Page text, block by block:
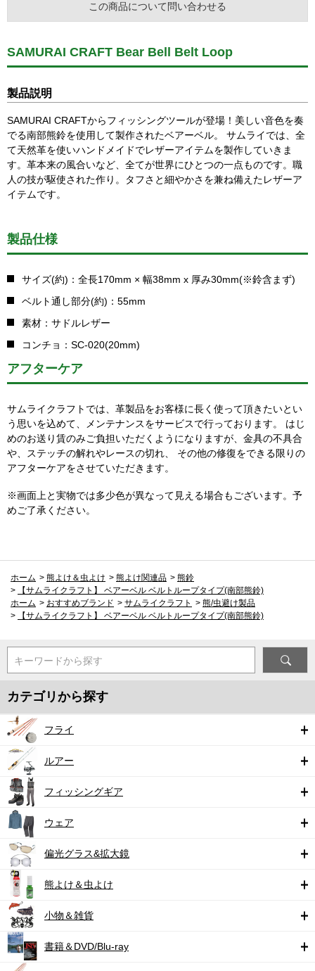
この商品について問い合わせる
SAMURAI CRAFT Bear Bell Belt Loop
製品説明
SAMURAI CRAFTからフィッシングツールが登場！美しい音色を奏
でる南部熊鈴を使用して製作されたベアーベル。 サムライでは、全
て天然革を使いハンドメイドでレザーアイテムを製作していきま
す。革本来の風合いなど、全てが世界にひとつの一点ものです。職
人の技が駆使された作り。タフさと細やかさを兼ね備えたレザーア
イテムです。
製品仕様
サイズ(約)：全長170mm × 幅38mm x 厚み30mm(※鈴含まず)
ベルト通し部分(約)：55mm
素材：サドルレザー
コンチョ：SC-020(20mm)
アフターケア
サムライクラフトでは、革製品をお客様に長く使って頂きたいとい
う思いを込めて、メンテナンスをサービスで行っております。 はじ
めのお送り賃のみご負担いただくようになりますが、金具の不具合
や、ステッチの解れやレースの切れ、 その他の修復をできる限りの
アフターケアをさせていただきます。
※画面上と実物では多少色が異なって見える場合もございます。予
めご了承ください。
ホーム > 熊よけ＆虫よけ > 熊よけ関連品 > 熊鈴
>
【サムライクラフト】 ベアーベル ベルトループタイプ(南部熊鈴)
ホーム > おすすめブランド > サムライクラフト > 熊/虫避け製品
>
【サムライクラフト】 ベアーベル ベルトループタイプ(南部熊鈴)
キーワードから探す
カテゴリから探す
フライ
ルアー
フィッシングギア
ウェア
偏光グラス&拡大鏡
熊よけ＆虫よけ
小物＆雑貨
書籍＆DVD/Blu-ray